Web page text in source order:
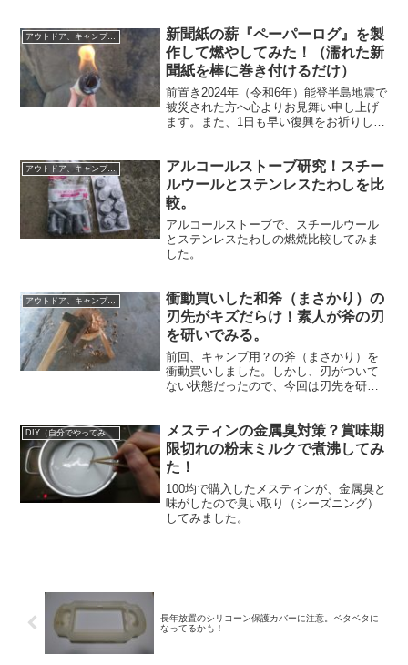
アウトドア、キャンプグッズなど
新聞紙の薪『ペーパーログ』を製
作して燃やしてみた！（濡れた新
聞紙を棒に巻き付けるだけ）
前置き2024年（令和6年）能登半島地震で
被災された方へ心よりお見舞い申し上げ
ます。また、1日も早い復興をお祈りして
ませんでしたが、揺れた時間が長く13年
前の東日本大震...
アウトドア、キャンプグッズなど
アルコールストーブ研究！スチー
ルウールとステンレスたわしを比
較。
アルコールストーブで、スチールウール
とステンレスたわしの燃焼比較してみま
した。
アウトドア、キャンプグッズなど
衝動買いした和斧（まさかり）の
刃先がキズだらけ！素人が斧の刃
を研いでみる。
前回、キャンプ用？の斧（まさかり）を
衝動買いしました。しかし、刃がついて
ない状態だったので、今回は刃先を研い
DIY（自分でやってみた！）
メスティンの金属臭対策？賞味期
限切れの粉末ミルクで煮沸してみ
た！
100均で購入したメスティンが、金属臭と
味がしたので臭い取り（シーズニング）
してみました。
長年放置のシリコーン保護カバーに注意。ベタベタに
なってるかも！